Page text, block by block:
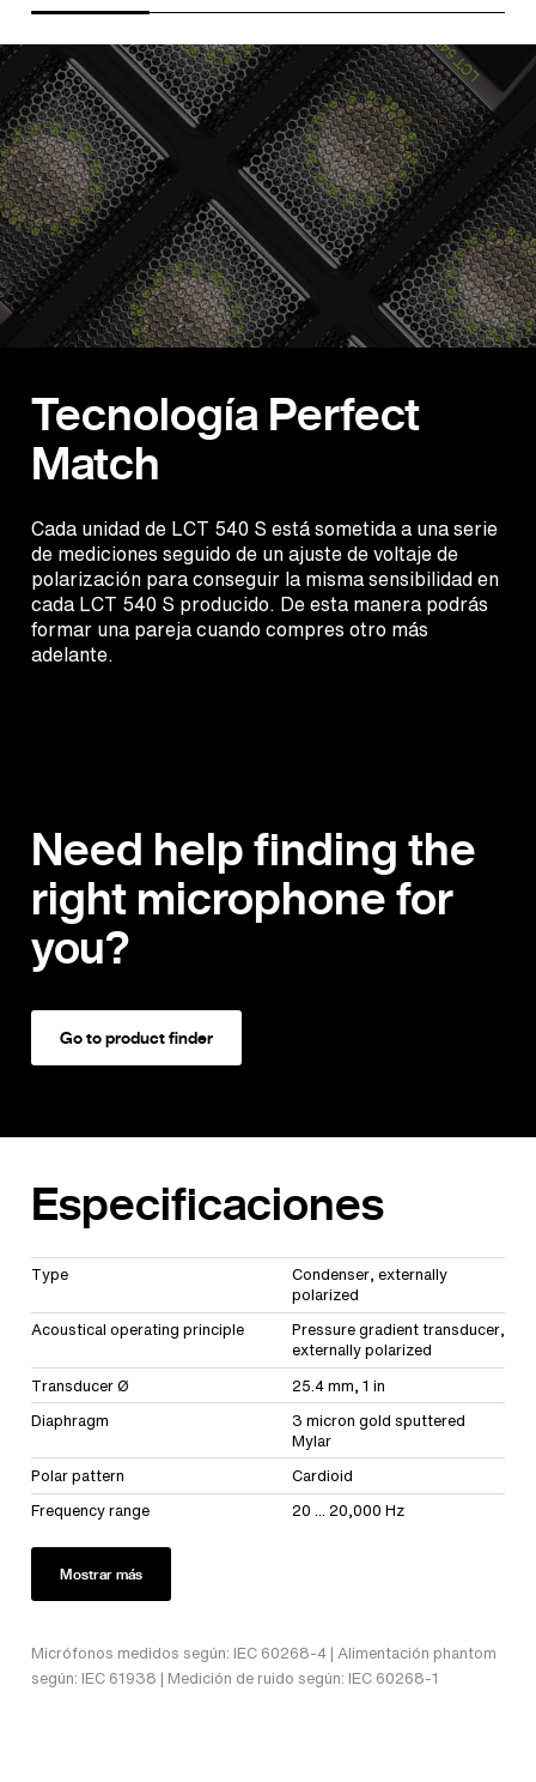
Tecnología Perfect
Match
Cada unidad de LCT 540 S está sometida a una serie
de mediciones seguido de un ajuste de voltaje de
polarización para conseguir la misma sensibilidad en
cada LCT 540 S producido. De esta manera podrás
formar una pareja cuando compres otro más
adelante.
Need help finding the
right microphone for
you?
Go to product finder
Especificaciones
Type
Condenser, externally
polarized
Acoustical operating principle
Pressure gradient transducer,
externally polarized
Transducer Ø
25.4 mm, 1 in
Diaphragm
3 micron gold sputtered
Mylar
Polar pattern
Cardioid
Frequency range
20 ... 20,000 Hz
Mostrar más
Micrófonos medidos según: IEC 60268-4 | Alimentación phantom
según: IEC 61938 | Medición de ruido según: IEC 60268-1